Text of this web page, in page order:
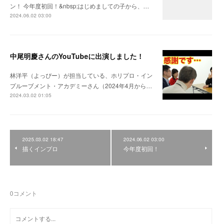
ン！ 今年度初回！&nbsp;はじめましての子から、…
2024.06.02 03:00
中尾明慶さんのYouTubeに出演しました！
林洋平（よっぴー）が担当している、ホリプロ・イン
プルーブメント・アカデミーさん（2024年4月から…
2024.03.02 01:05
2025.03.02 18:47
描くインプロ
2024.06.02 03:00
今年度初回！
0コメント